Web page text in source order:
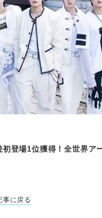
登場1位獲得！全世界ア
事に戻る